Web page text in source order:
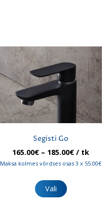
Segisti Go
165.00€ – 185.00€
165.00€
/ tk
Maksa kolmes võrdses osas 3 x 55.00€
Vali
tootel